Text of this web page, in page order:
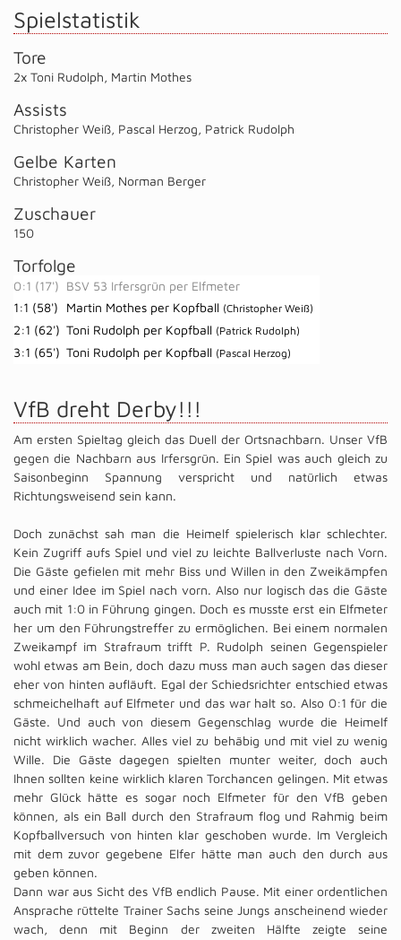
Spielstatistik
Tore
2x Toni Rudolph, Martin Mothes
Assists
Christopher Weiß, Pascal Herzog, Patrick Rudolph
Gelbe Karten
Christopher Weiß, Norman Berger
Zuschauer
150
Torfolge
0:1 (17') BSV 53 Irfersgrün per Elfmeter
1:1 (58')
Martin Mothes per Kopfball (Christopher Weiß)
2:1 (62') Toni Rudolph per Kopfball (Patrick Rudolph)
3:1 (65') Toni Rudolph per Kopfball (Pascal Herzog)
VfB dreht Derby!!!
Am ersten Spieltag gleich das Duell der Ortsnachbarn. Unser VfB
gegen die Nachbarn aus Irfersgrün. Ein Spiel was auch gleich zu
Saisonbeginn Spannung verspricht und natürlich etwas
Richtungsweisend sein kann.
Doch zunächst sah man die Heimelf spielerisch klar schlechter.
Kein Zugriff aufs Spiel und viel zu leichte Ballverluste nach Vorn.
Die Gäste gefielen mit mehr Biss und Willen in den Zweikämpfen
und einer Idee im Spiel nach vorn. Also nur logisch das die Gäste
auch mit 1:0 in Führung gingen. Doch es musste erst ein Elfmeter
her um den Führungstreffer zu ermöglichen. Bei einem normalen
Zweikampf im Strafraum trifft P. Rudolph seinen Gegenspieler
wohl etwas am Bein, doch dazu muss man auch sagen das dieser
eher von hinten aufläuft. Egal der Schiedsrichter entschied etwas
schmeichelhaft auf Elfmeter und das war halt so. Also 0:1 für die
Gäste. Und auch von diesem Gegenschlag wurde die Heimelf
nicht wirklich wacher. Alles viel zu behäbig und mit viel zu wenig
Wille. Die Gäste dagegen spielten munter weiter, doch auch
Ihnen sollten keine wirklich klaren Torchancen gelingen. Mit etwas
mehr Glück hätte es sogar noch Elfmeter für den VfB geben
können, als ein Ball durch den Strafraum flog und Rahmig beim
Kopfballversuch von hinten klar geschoben wurde. Im Vergleich
mit dem zuvor gegebene Elfer hätte man auch den durch aus
geben können.
Dann war aus Sicht des VfB endlich Pause. Mit einer ordentlichen
Ansprache rüttelte Trainer Sachs seine Jungs anscheinend wieder
wach, denn mit Beginn der zweiten Hälfte zeigte seine